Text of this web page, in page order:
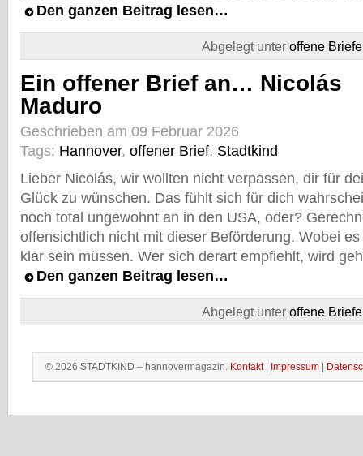
Den ganzen Beitrag lesen…
Abgelegt unter offene Briefe
Ein offener Brief an… Nicolás
Maduro
Geschrieben am 09 Februar 2026
Tags: Hannover, offener Brief, Stadtkind
Lieber Nicolás, wir wollten nicht verpassen, dir für
Glück zu wünschen. Das fühlt sich für dich
noch total ungewohnt an in den USA, oder?
offensichtlich nicht mit dieser Beförderung. Wobei
klar sein müssen. Wer sich derart empfiehlt, wird
Den ganzen Beitrag lesen…
Abgelegt unter offene Briefe
© 2026 STADTKIND – hannovermagazin. Kontakt| Impressum